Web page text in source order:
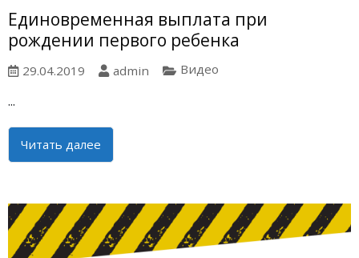
Единовременная выплата при
рождении первого ребенка
29.04.2019 admin Видео
...
Читать далее